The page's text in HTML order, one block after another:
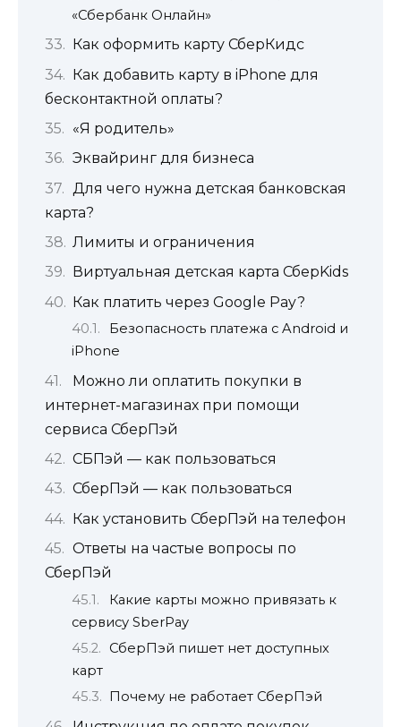
«Сбербанк Онлайн»
Как оформить карту СберКидс
Как добавить карту в iPhone для
бесконтактной оплаты?
«Я родитель»
Эквайринг для бизнеса
Для чего нужна детская банковская
карта?
Лимиты и ограничения
Виртуальная детская карта СберKids
Как платить через Google Pay?
Безопасность платежа с Android и
iPhone
Можно ли оплатить покупки в
интернет-магазинах при помощи
сервиса СберПэй
СБПэй — как пользоваться
СберПэй — как пользоваться
Как установить СберПэй на телефон
Ответы на частые вопросы по
СберПэй
Какие карты можно привязать к
сервису SberPay
СберПэй пишет нет доступных
карт
Почему не работает СберПэй